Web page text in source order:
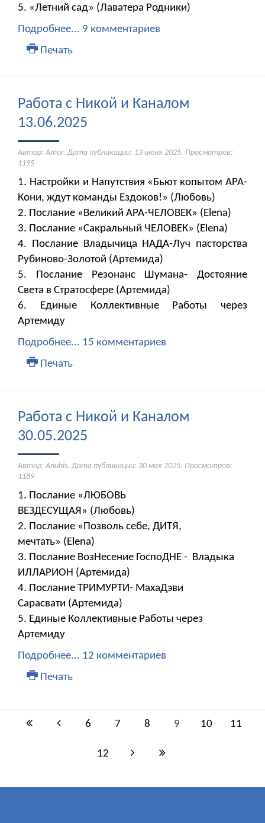
5. «Летний сад» (Лаватера Родники)
Подробнее... 9 комментариев
Печать
Работа с Никой и Каналом
13.06.2025
Автор: Amur. Дата публикации: 13 июня 2025. Просмотров:
1195
1. Настройки и Напутствия «Бьют копытом АРА-
Кони, ждут команды Ездоков!» (Любовь)
2. Послание «Великий АРА-ЧЕЛОВЕК» (Elena)
3. Послание «Сакральный ЧЕЛОВЕК» (Elena)
4. Послание Владычица НАДА-Луч пасторства
Рубиново-Золотой (Артемида)
5. Послание Резонанс Шумана- Достояние
Света в Стратосфере (Артемида)
6. Единые Коллективные Работы через
Артемиду
Подробнее... 15 комментариев
Печать
Работа с Никой и Каналом
30.05.2025
Автор: Anubis. Дата публикации: 30 мая 2025. Просмотров:
1189
1. Послание «ЛЮБОВЬ
ВЕЗДЕСУЩАЯ» (Любовь)
2. Послание «Позволь себе, ДИТЯ,
мечтать» (Elena)
3. Послание ВозНесение ГоспоДНЕ - Владыка
ИЛЛАРИОН (Артемида)
4. Послание ТРИМУРТИ- МахаДэви
Сарасвати (Артемида)
5. Единые Коллективные Работы через
Артемиду
Подробнее... 12 комментариев
Печать
6 7 8 9 10 11
12